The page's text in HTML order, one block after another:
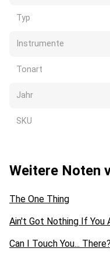
Typ
Instrumente
Tonart
Jahr
SKU
Weitere Noten
The One Thing
Ain't Got Nothing If You
Can I Touch You... There?